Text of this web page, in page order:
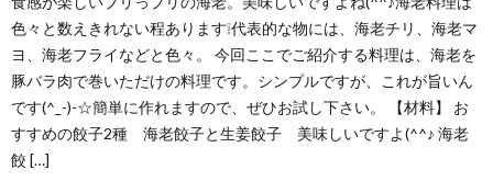
色々と数えきれない程あります❕代表的な物には、海老チリ、海老マ
ヨ、海老フライなどと色々。 今回ここでご紹介する料理は、海老を
豚バラ肉で巻いただけの料理です。シンプルですが、これが旨いん
です(^_-)-☆簡単に作れますので、ぜひお試し下さい。 【材料】 お
すすめの餃子2種 海老餃子と生姜餃子 美味しいですよ(^^♪ 海老
餃 […]